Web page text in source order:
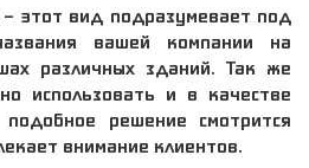
этот вид подразумевает под
вашей компании на
различных зданий. Так же
использовать и в качестве
решение смотрится
внимание клиентов.